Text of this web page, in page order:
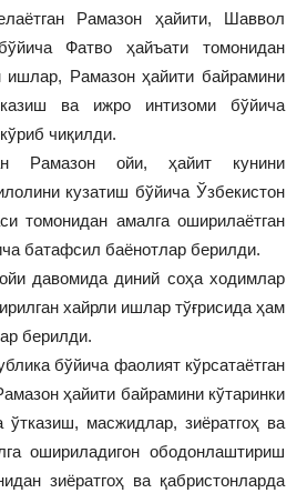
Рамазон ҳайити, Шаввол
Фатво ҳайъати томонидан
ишлар, Рамазон ҳайити байрамини
ва ижро интизоми бўйича
чиқилди.
Рамазон ойи, ҳайит кунини
кузатиш бўйича Ўзбекистон
томонидан амалга оширилаётган
батафсил баёнотлар берилди.
давомида диний соҳа ходимлар
хайрли ишлар тўғрисида ҳам
берилди.
бўйича фаолият кўрсатаётган
ҳайити байрамини кўтаринки
масжидлар, зиёратгоҳ ва
ошириладигон ободонлаштириш
зиёратгоҳ ва қабристонларда